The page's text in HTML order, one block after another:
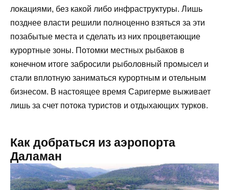
локациями, без какой либо инфраструктуры. Лишь
позднее власти решили полноценно взяться за эти
позабытые места и сделать из них процветающие
курортные зоны. Потомки местных рыбаков в
конечном итоге забросили рыболовный промысел и
стали вплотную заниматься курортным и отельным
бизнесом. В настоящее время Саригерме выживает
лишь за счет потока туристов и отдыхающих турков.
Как добраться из аэропорта
Даламан